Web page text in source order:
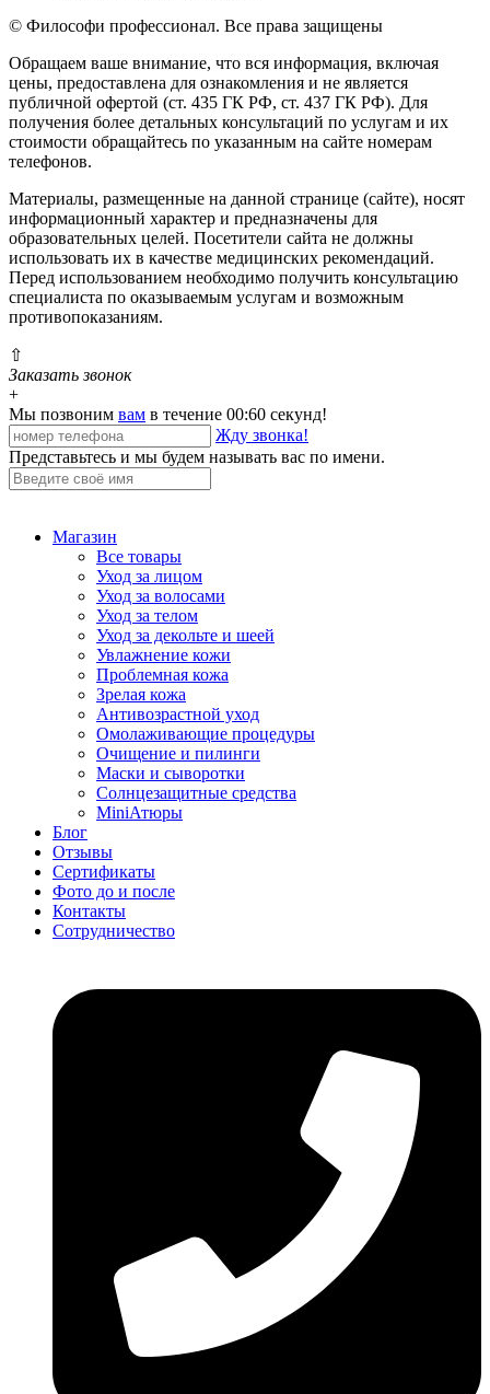
© Философи профессионал. Все права защищены
Обращаем ваше внимание, что вся информация, включая
цены, предоставлена для ознакомления и не является
публичной офертой (ст. 435 ГК РФ, cт. 437 ГК РФ). Для
получения более детальных консультаций по услугам и их
стоимости обращайтесь по указанным на сайте номерам
телефонов.
Материалы, размещенные на данной странице (сайте), носят
информационный характер и предназначены для
образовательных целей. Посетители сайта не должны
использовать их в качестве медицинских рекомендаций.
Перед использованием необходимо получить консультацию
специалиста по оказываемым услугам и возможным
противопоказаниям.
⇧
Заказать звонок
+
Мы позвоним вам в течение 00:60 секунд!
Жду звонка!
Представьтесь и мы будем называть вас по имени.
Магазин
Все товары
Уход за лицом
Уход за волосами
Уход за телом
Уход за декольте и шеей
Увлажнение кожи
Проблемная кожа
Зрелая кожа
Антивозрастной уход
Омолаживающие процедуры
Очищение и пилинги
Маски и сыворотки
Солнцезащитные средства
MiniАтюры
Блог
Отзывы
Сертификаты
Фото до и после
Контакты
Сотрудничество